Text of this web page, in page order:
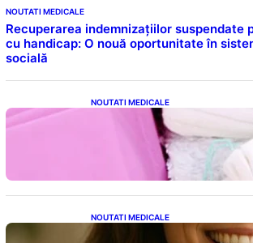
NOUTATI MEDICALE
Recuperarea indemnizațiilor suspendate
cu handicap: O nouă oportunitate în
socială
NOUTATI MEDICALE
Tampoanele menstruale: O
a riscurilor legate de
NOUTATI MEDICALE
Ceaiul – Băutura care